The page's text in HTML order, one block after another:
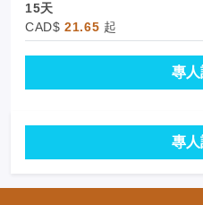
15天
CAD$ 21.65 起
專
專